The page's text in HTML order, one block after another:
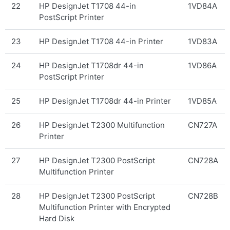
22
HP DesignJet T1708 44-in
PostScript Printer
1VD84A
23 HP DesignJet T1708 44-in Printer 1VD83A
24
HP DesignJet T1708dr 44-in
PostScript Printer
1VD86A
25 HP DesignJet T1708dr 44-in Printer 1VD85A
26
HP DesignJet T2300 Multifunction
Printer
CN727A
27
HP DesignJet T2300 PostScript
Multifunction Printer
CN728A
28
HP DesignJet T2300 PostScript
Multifunction Printer with Encrypted
Hard Disk
CN728B